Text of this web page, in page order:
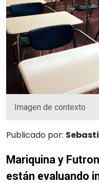
Imagen de contexto
Publicado por:
Mariquina y
están evaluando